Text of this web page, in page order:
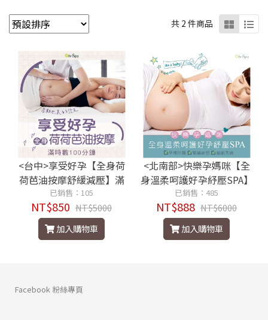
共 2 件商品
<台中>享受好孕【全身荷
荷芭油按摩舒緩減壓】滿
時數100分鐘850元
已銷售：105
NT$850 NT$5000
加入購物車
<北南部>快樂孕媽咪【全
身溫柔呵護好孕紓壓SPA】
100分鐘888元
已銷售：485
NT$888 NT$6000
加入購物車
Facebook 粉絲專頁